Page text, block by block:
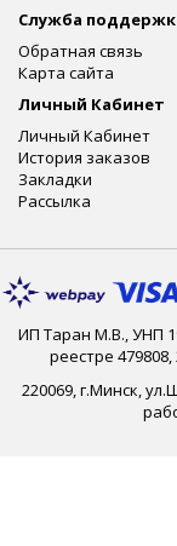
Служба
Обратная связь
Карта сайта
Личный Кабинет
Личный Кабинет
История заказов
Закладки
Рассылка
ИП Таран М.В., УНП
реестре
220069, г.Минск,